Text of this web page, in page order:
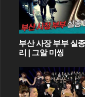
부산 사장 부부 실
리 | 그알 미씽